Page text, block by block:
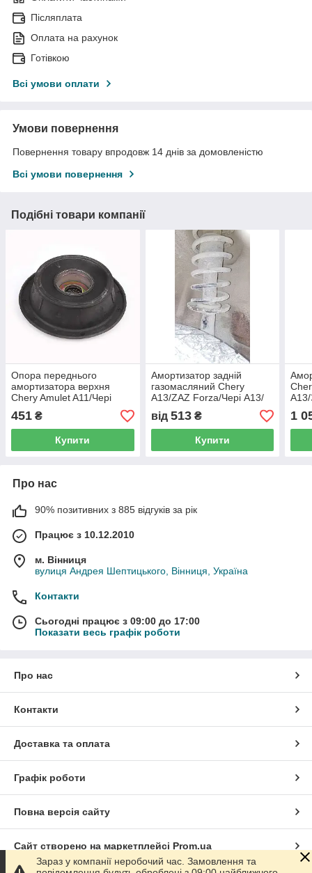
Післяплата
Оплата на рахунок
Готівкою
Всі умови оплати
Умови повернення
Повернення товару впродовж 14 днів за домовленістю
Всі умови повернення
Подібні товари компанії
Опора переднього
амортизатора верхня
Chery Amulet A11/Чері
Амулет А11 - A11-2901030
451 ₴
Купити
Амортизатор задній
газомасляний Chery
A13/ZAZ Forza/Чері А13/
ЗАЗ Форза - A13-2915010,
(з розбірки)
від 513₴
Купити
1
Про нас
90% позитивних з 885 відгуків за рік
Працює з 10.12.2010
м. Вінниця
вулиця Андрея Шептицького, Вінниця, Україна
Контакти
Сьогодні працює з 09:00 до 17:00
Показати весь графік роботи
Про нас
Контакти
Доставка та оплата
Графік роботи
Повна версія сайту
Сайт створено на маркетплейсі Prom.ua
Зараз у компанії неробочий час. Замовлення та